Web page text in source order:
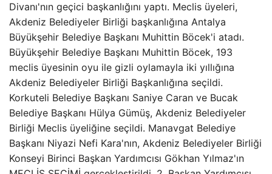
Divanı'nın geçici başkanlığını yaptı. Meclis üyeleri,
Akdeniz Belediyeler Birliği başkanlığına Antalya
Büyükşehir Belediye Başkanı Muhittin Böcek'i atadı.
Büyükşehir Belediye Başkanı Muhittin Böcek, 193
meclis üyesinin oyu ile gizli oylamayla iki yıllığına
Akdeniz Belediyeler Birliği Başkanlığına seçildi.
Korkuteli Belediye Başkanı Saniye Caran ve Bucak
Belediye Başkanı Hülya Gümüş, Akdeniz Belediyeler
Birliği Meclis üyeliğine seçildi. Manavgat Belediye
Başkanı Niyazi Nefi Kara'nın, Akdeniz Belediyeler Birliği
Konseyi Birinci Başkan Yardımcısı Gökhan Yılmaz'ın